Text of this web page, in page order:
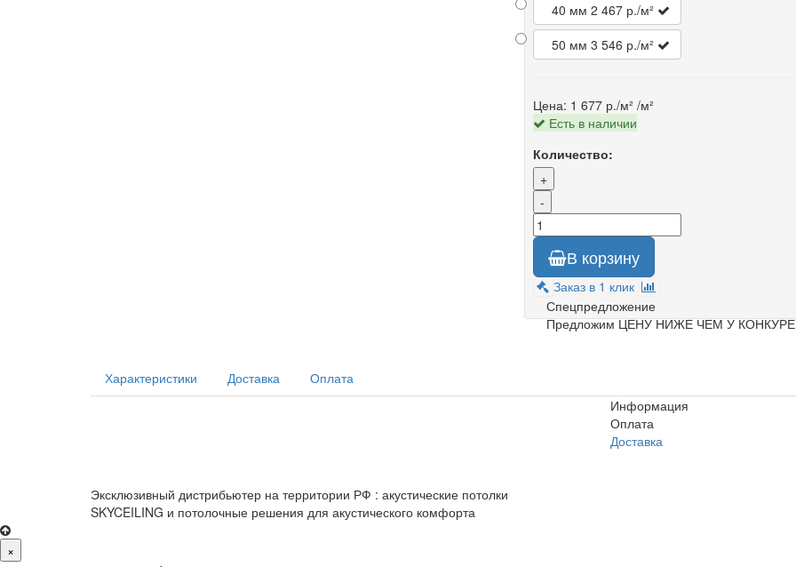
40 мм 2 467 р./м²
50 мм 3 546 р./м²
Цена: 1 677 р./м² /м²
Есть в наличии
Количество:
+
-
В корзину
Заказ в 1 клик
Спецпредложение
Предложим ЦЕНУ НИЖЕ ЧЕМ У
Характеристики Доставка
Оплата
Эксклюзивный дистрибьютер на территории РФ : акустические потолки
SKYCEILING и потолочные решения для акустического комфорта
Информация
Оплата
Доставка
×